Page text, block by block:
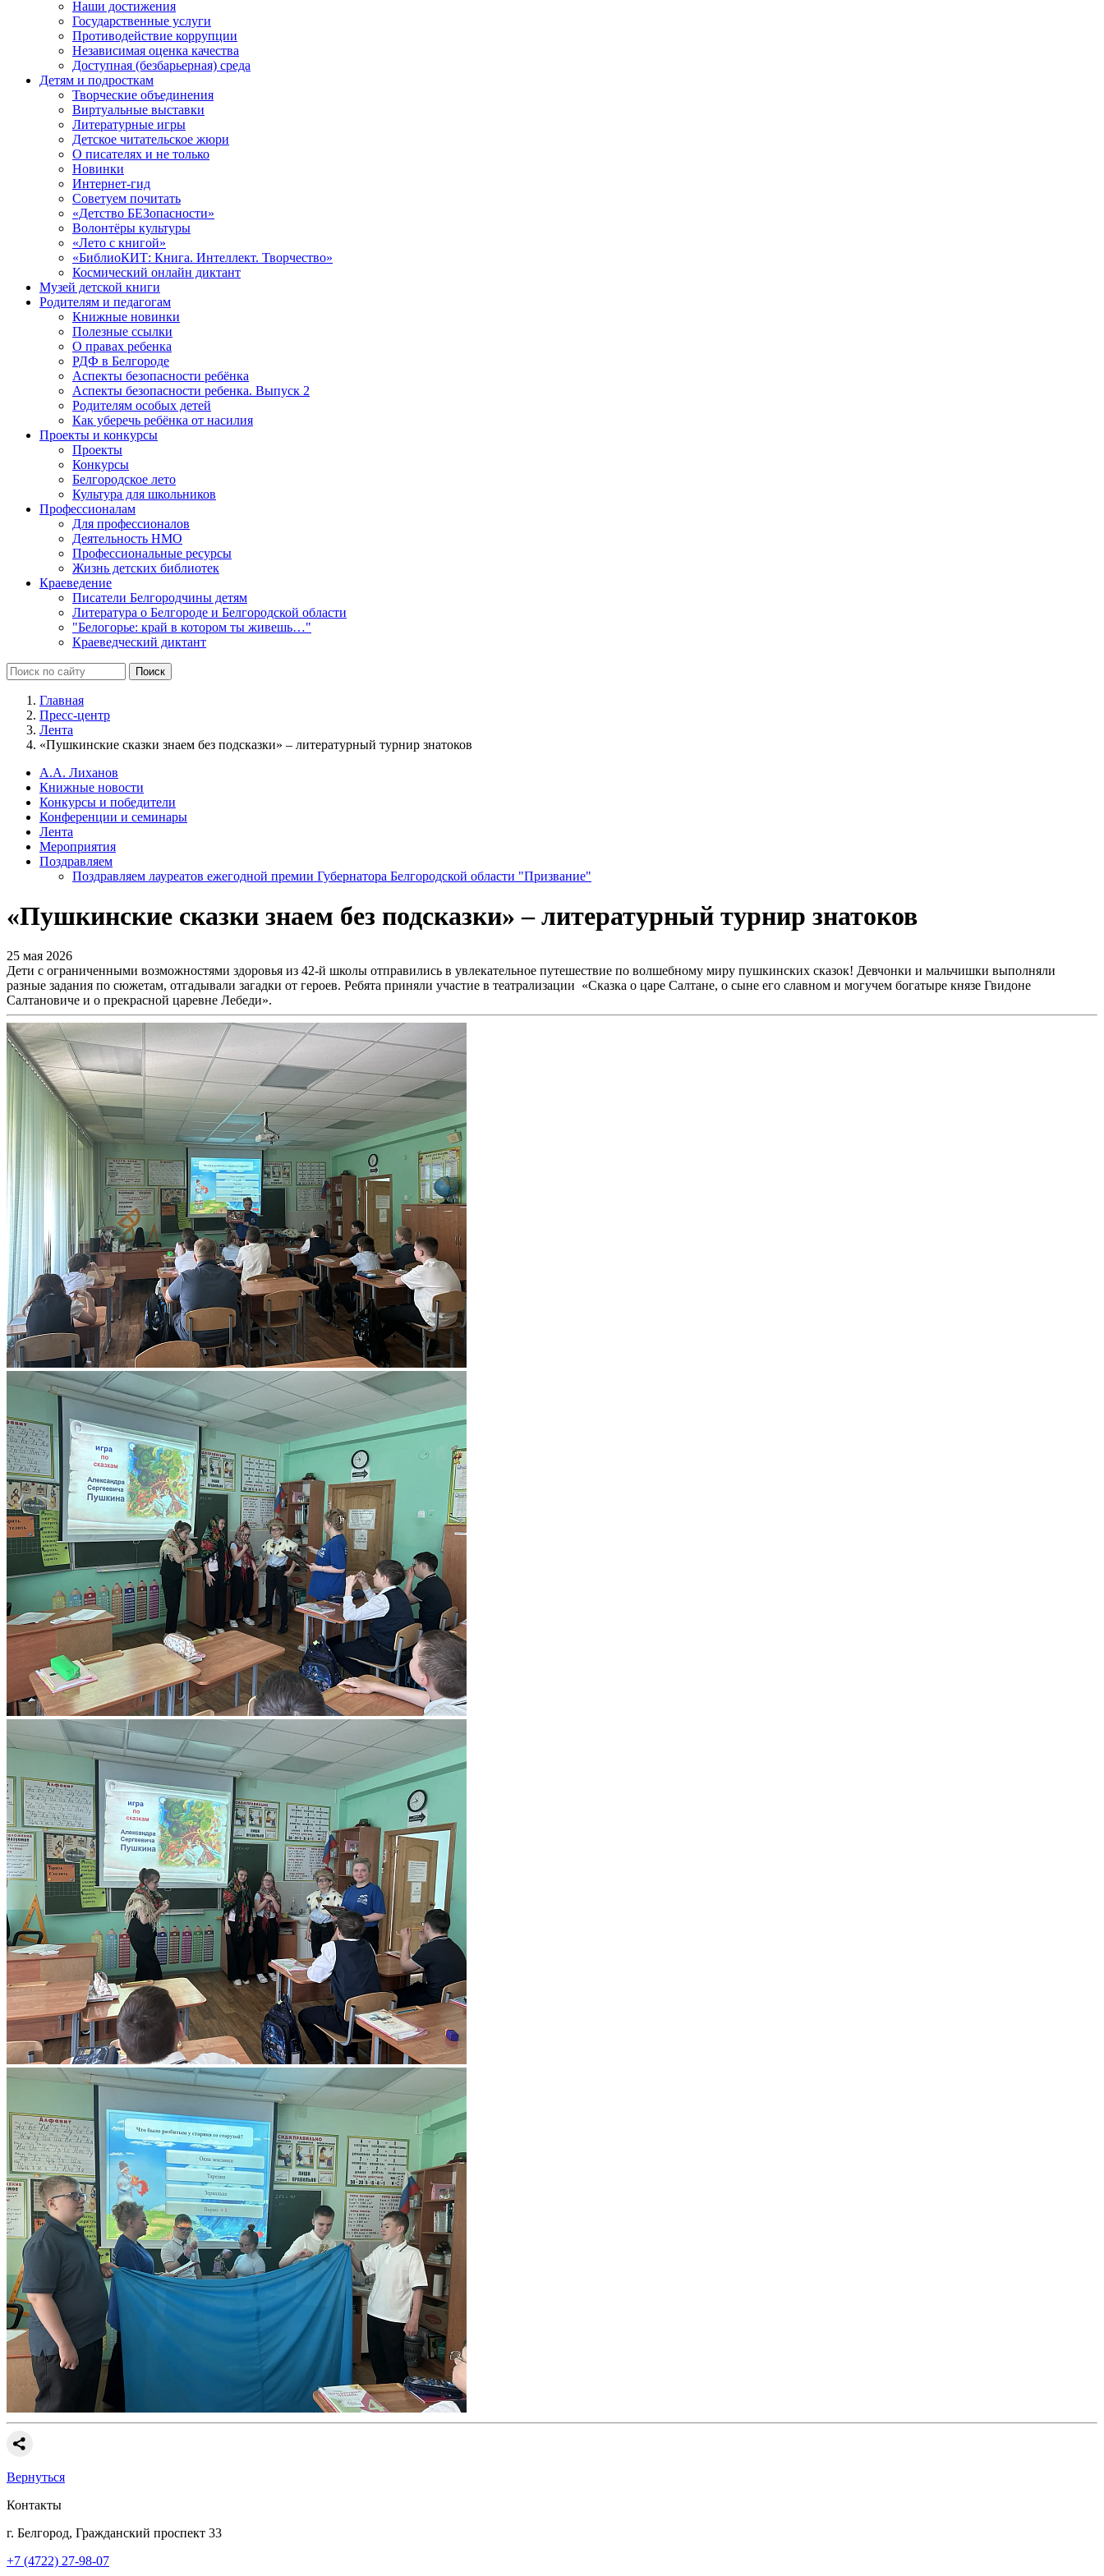
Наши достижения
Государственные услуги
Противодействие коррупции
Независимая оценка качества
Доступная (безбарьерная) среда
Детям и подросткам
Творческие объединения
Виртуальные выставки
Литературные игры
Детское читательское жюри
О писателях и не только
Новинки
Интернет-гид
Советуем почитать
«Детство БЕЗопасности»
Волонтёры культуры
«Лето с книгой»
«БиблиоКИТ: Книга. Интеллект. Творчество»
Космический онлайн диктант
Музей детской книги
Родителям и педагогам
Книжные новинки
Полезные ссылки
О правах ребенка
РДФ в Белгороде
Аспекты безопасности ребёнка
Аспекты безопасности ребенка. Выпуск 2
Родителям особых детей
Как уберечь ребёнка от насилия
Проекты и конкурсы
Проекты
Конкурсы
Белгородское лето
Культура для школьников
Профессионалам
Для профессионалов
Деятельность НМО
Профессиональные ресурсы
Жизнь детских библиотек
Краеведение
Писатели Белгородчины детям
Литература о Белгороде и Белгородской области
"Белогорье: край в котором ты живешь…"
Краеведческий диктант
Главная
Пресс-центр
Лента
«Пушкинские сказки знаем без подсказки» – литературный турнир знатоков
А.А. Лиханов
Книжные новости
Конкурсы и победители
Конференции и семинары
Лента
Мероприятия
Поздравляем
Поздравляем лауреатов ежегодной премии Губернатора Белгородской области "Призвание"
«Пушкинские сказки знаем без подсказки» – литературный турнир знатоков
25 мая 2026
Дети с ограниченными возможностями здоровья из 42-й школы отправились в увлекательное путешествие по волшебному миру пушкинских сказок! Девчонки и мальчишки выполняли
разные задания по сюжетам, отгадывали загадки от героев. Ребята приняли участие в театрализации «Сказка о царе Салтане, о сыне его славном и могучем богатыре князе Гвидоне
Салтановиче и о прекрасной царевне Лебеди».
Вернуться
Контакты
г. Белгород, Гражданский проспект 33
+7 (4722) 27-98-07